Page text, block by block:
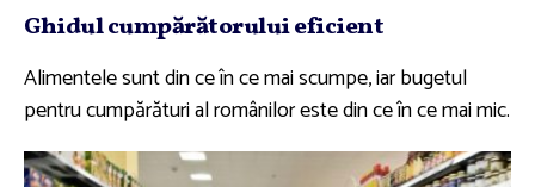
Ghidul cumpărătorului eficient
Alimentele sunt din ce în ce mai scumpe, iar bugetul
pentru cumpărături al românilor este din ce în ce mai mic.